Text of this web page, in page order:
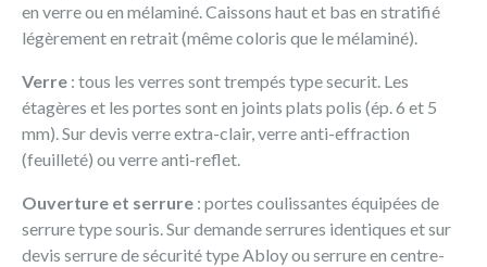
en verre ou en mélaminé. Caissons haut et bas en stratifié
légèrement en retrait (même coloris que le mélaminé).
Verre : tous les verres sont trempés type securit. Les
étagères et les portes sont en joints plats polis (ép. 6 et 5
mm). Sur devis verre extra-clair, verre anti-effraction
(feuilleté) ou verre anti-reflet.
Ouverture et serrure : portes coulissantes équipées de
serrure type souris. Sur demande serrures identiques et sur
devis serrure de sécurité type Abloy ou serrure en centre-